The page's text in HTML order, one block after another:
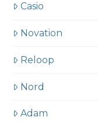
Casio
Novation
Reloop
Nord
Adam